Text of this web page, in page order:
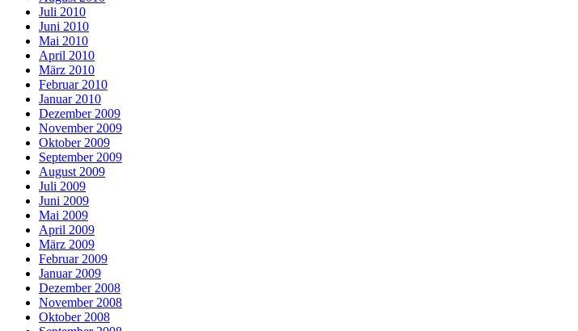
Juli 2010
Juni 2010
Mai 2010
April 2010
März 2010
Februar 2010
Januar 2010
Dezember 2009
November 2009
Oktober 2009
September 2009
August 2009
Juli 2009
Juni 2009
Mai 2009
April 2009
März 2009
Februar 2009
Januar 2009
Dezember 2008
November 2008
Oktober 2008